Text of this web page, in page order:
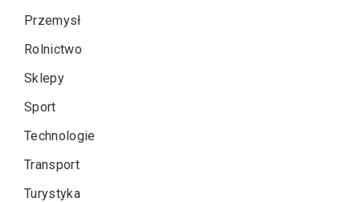
Przemysł
Rolnictwo
Sklepy
Sport
Technologie
Transport
Turystyka